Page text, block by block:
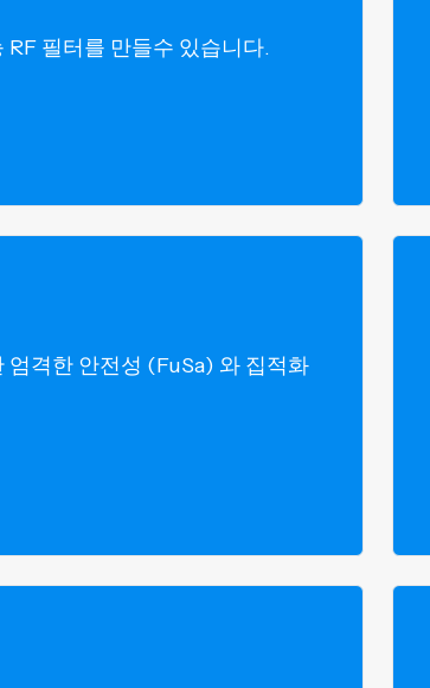
필터를 만들수 있습니다.
엄격한 안전성 (FuSa) 와 집적화